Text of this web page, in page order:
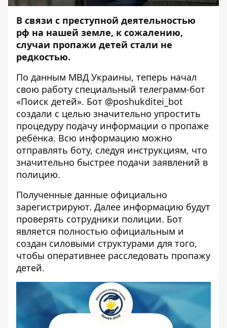
В связи с преступной деятельностью
рф на нашей земле, к сожалению,
случаи пропажи детей стали не
редкостью.
По данным МВД Украины, теперь начал
свою работу специальный телеграмм-бот
«Поиск детей». Бот @poshukditei_bot
создали с целью значительно упростить
процедуру подачу информации о пропаже
ребёнка. Всю информацию можно
отправлять боту, следуя инструкциям, что
значительно быстрее подачи заявлений в
полицию.
Полученные данные официально
зарегистрируют. Далее информацию будут
проверять сотрудники полиции. Бот
является полностью официальным и
создан силовыми структурами для того,
чтобы оперативнее расследовать пропажу
детей.